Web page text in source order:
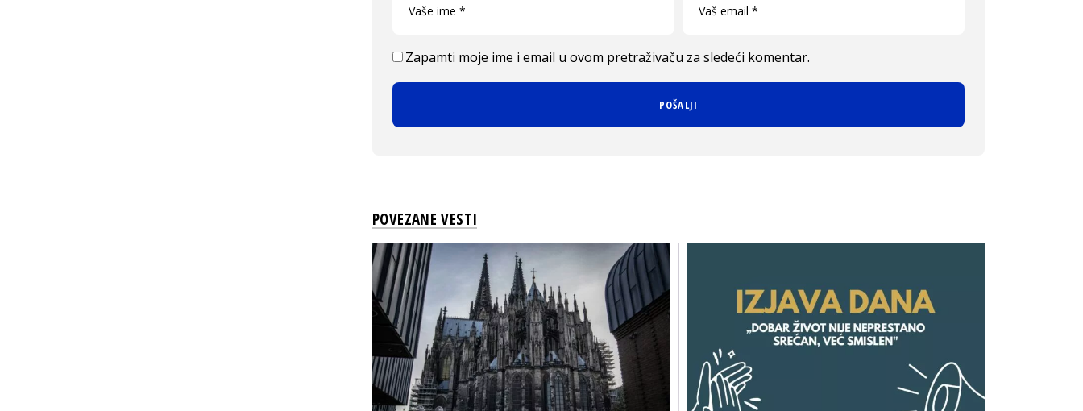
Zapamti moje ime i email u ovom pretraživaču za sledeći komentar.
POVEZANE VESTI